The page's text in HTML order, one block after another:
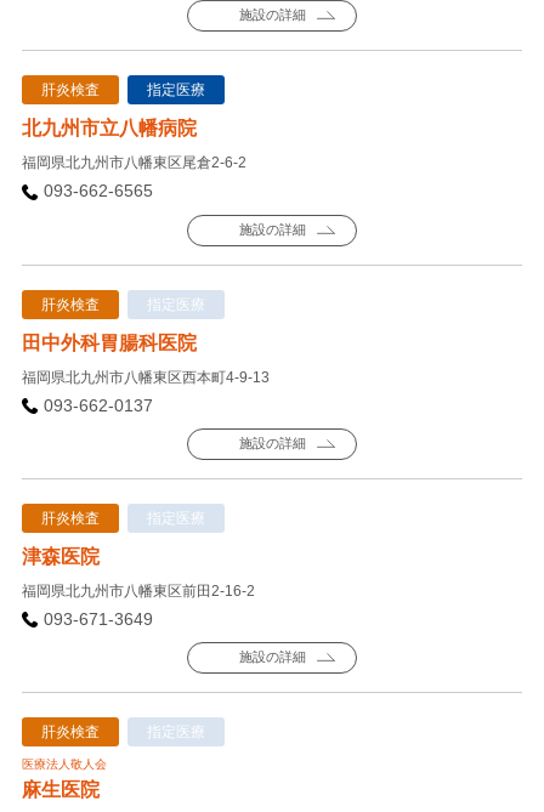
施設の詳細
肝炎検査 指定医療
北九州市立八幡病院
福岡県北九州市八幡東区尾倉2-6-2
093-662-6565
施設の詳細
肝炎検査 指定医療
田中外科胃腸科医院
福岡県北九州市八幡東区西本町4-9-13
093-662-0137
施設の詳細
肝炎検査 指定医療
津森医院
福岡県北九州市八幡東区前田2-16-2
093-671-3649
施設の詳細
肝炎検査 指定医療
医療法人敬人会
麻生医院